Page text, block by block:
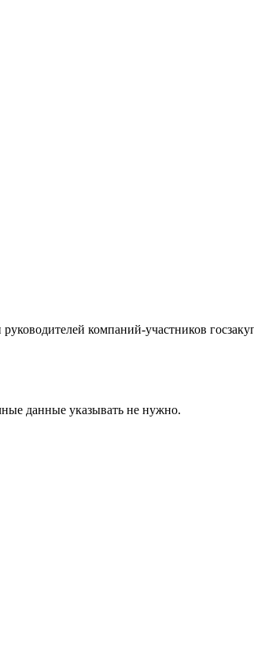
компаний-участников
данные указывать не нужно.